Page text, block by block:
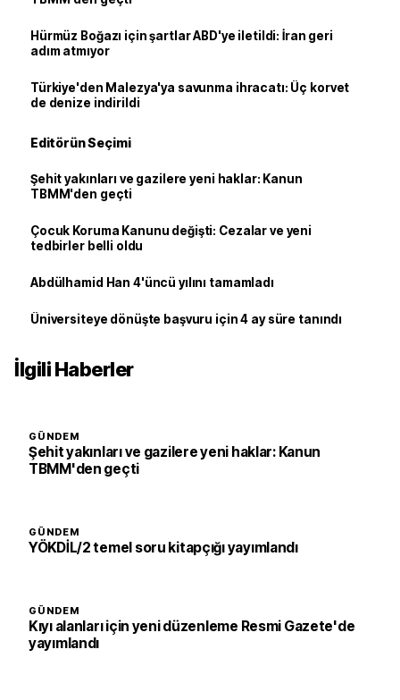
Hürmüz Boğazı için şartlar ABD'ye iletildi: İran geri
adım atmıyor
Türkiye'den Malezya'ya savunma ihracatı: Üç korvet
de denize indirildi
Editörün Seçimi
Şehit yakınları ve gazilere yeni haklar: Kanun
TBMM'den geçti
Çocuk Koruma Kanunu değişti: Cezalar ve yeni
tedbirler belli oldu
Abdülhamid Han 4'üncü yılını tamamladı
Üniversiteye dönüşte başvuru için 4 ay süre tanındı
İlgili Haberler
GÜNDEM
Şehit yakınları ve gazilere yeni haklar: Kanun
TBMM'den geçti
GÜNDEM
YÖKDİL/2 temel soru kitapçığı yayımlandı
GÜNDEM
Kıyı alanları için yeni düzenleme Resmi Gazete'de
yayımlandı